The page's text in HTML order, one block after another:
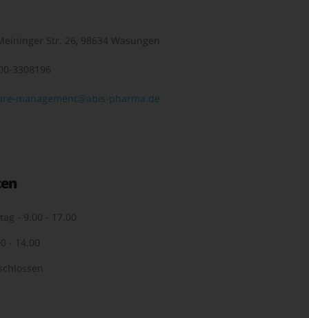
Str. 26, 98634 Wasungen
3308196
management@abis-pharma.de
- 9.00 - 17.00
- 14.00